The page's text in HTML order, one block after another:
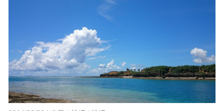
験については当日ご申告いただきますので、ご不安のあ
る方は事前にご相談ください。
7.器材やスーツのレンタル
ホエールスイム参加時に使用する器材やスーツのレンタ
ルをご希望の方は、事前にお申し出ください。
承諾しました。